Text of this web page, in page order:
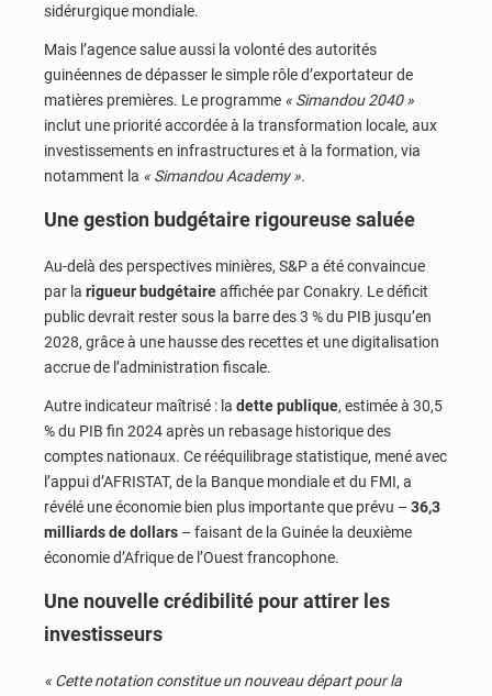
sidérurgique mondiale.
Mais l’agence salue aussi la volonté des autorités
guinéennes de dépasser le simple rôle d’exportateur de
matières premières. Le programme « Simandou 2040 »
inclut une priorité accordée à la transformation locale, aux
investissements en infrastructures et à la formation, via
notamment la « Simandou Academy ».
Une gestion budgétaire rigoureuse saluée
Au-delà des perspectives minières, S&P a été convaincue
par la rigueur budgétaireaffichée par Conakry. Le déficit
public devrait rester sous la barre des 3 % du PIB jusqu’en
2028, grâce à une hausse des recettes et une digitalisation
accrue de l’administration fiscale.
Autre indicateur maîtrisé : la dette publique, estimée à 30,5
% du PIB fin 2024 après un rebasage historique des
comptes nationaux. Ce rééquilibrage statistique, mené avec
l’appui d’AFRISTAT, de la Banque mondiale et du FMI, a
révélé une économie bien plus importante que prévu – 36,3
milliards de dollars – faisant de la Guinée la deuxième
économie d’Afrique de l’Ouest francophone.
Une nouvelle crédibilité pour attirer les
investisseurs
« Cette notation constitue un nouveau départ pour la